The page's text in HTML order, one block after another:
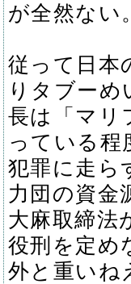
が全然ない
従って日本
りタブーめ
長は「マリ
っている程
犯罪に走ら
力団の資金
大麻取締法
役刑を定め
外と重いね